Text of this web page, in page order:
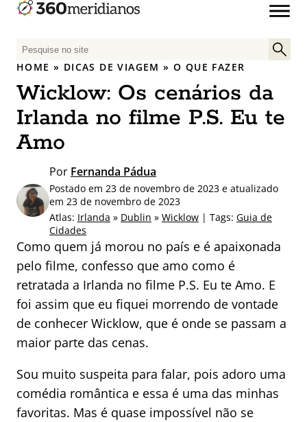
P
e
q
u
i
s
p
o
:
HOME » DICAS DE VIAGEM »O QUE FAZER
Wicklow: Os cenários da
Irlanda no filme P.S. Eu te
Amo
Por Fernanda Pádua
Postado em 23 de novembro de 2023 e atualizado
em 23 de novembro de 2023
Atlas: Irlanda » Dublin » Wicklow | Tags: Guia de
Cidades
Como quem já morou no país e é apaixonada
pelo filme, confesso que amo como é
retratada a Irlanda no filme P.S. Eu te Amo. E
foi assim que eu fiquei morrendo de vontade
de conhecer Wicklow, que é onde se passam a
maior parte das cenas.
Sou muito suspeita para falar, pois adoro uma
comédia romântica e essa é uma das minhas
favoritas. Mas é quase impossível não se